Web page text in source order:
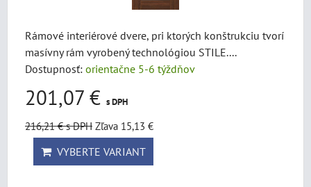
Rámové interiérové dvere, pri ktorých konštrukciu tvorí
masívny rám vyrobený technológiou STILE....
Dostupnosť: orientačne 5-6 týždňov
201,07 € s DPH
216,21 €s DPH Zľava 15,13 €
VYBERTE VARIANT